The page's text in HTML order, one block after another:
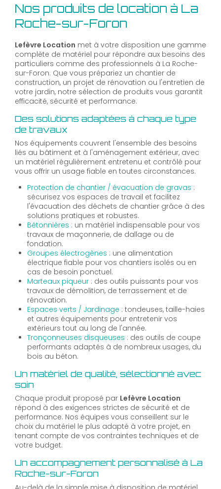
Nos produits de location à La
Roche-sur-Foron
Lefèvre Location met à votre disposition une gamme
complète de matériel pour répondre aux besoins des
particuliers comme des professionnels à La Roche-
sur-Foron. Que vous prépariez un chantier de
construction, un projet de rénovation ou l'entretien de
votre jardin, notre sélection de produits vous garantit
efficacité, sécurité et performance.
Des solutions adaptées à chaque type
de travaux
Nos équipements couvrent l'ensemble des besoins
liés au bâtiment et à l'aménagement extérieur, avec
un matériel régulièrement entretenu et contrôlé pour
vous offrir un usage fiable en toutes circonstances.
Protection de chantier / évacuation de gravas :
sécurisez vos espaces de travail et facilitez
l'évacuation des déchets de chantier grâce à des
solutions pratiques et robustes.
Bétonnières : un matériel indispensable pour vos
travaux de maçonnerie, de dallage ou de
fondation.
Groupes électrogènes : une alimentation
électrique fiable pour vos chantiers isolés ou en
cas de besoin ponctuel.
Marteaux piqueur : des outils puissants pour vos
travaux de démolition, de terrassement et de
rénovation.
Espaces verts / Jardinage : tondeuses, taille-haies
et autres équipements pour entretenir vos
extérieurs tout au long de l'année.
Tronçonneuses disqueuses : des outils de coupe
performants adaptés à de nombreux usages, du
bois au béton.
Un matériel de qualité, sélectionné avec
soin
Chaque produit proposé par Lefèvre Location
répond à des exigences strictes de sécurité et de
performance. Nos équipes vous conseillent sur le
choix du matériel le plus adapté à votre projet, en
tenant compte de vos contraintes techniques et de
votre budget.
Un accompagnement personnalisé à La
Roche-sur-Foron